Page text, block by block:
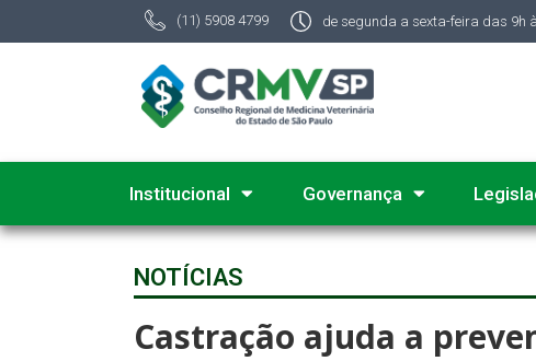
(11) 5908 4799 de segunda a sexta-feira das 9h
Institucional Governança
NOTÍCIAS
Castração ajuda a